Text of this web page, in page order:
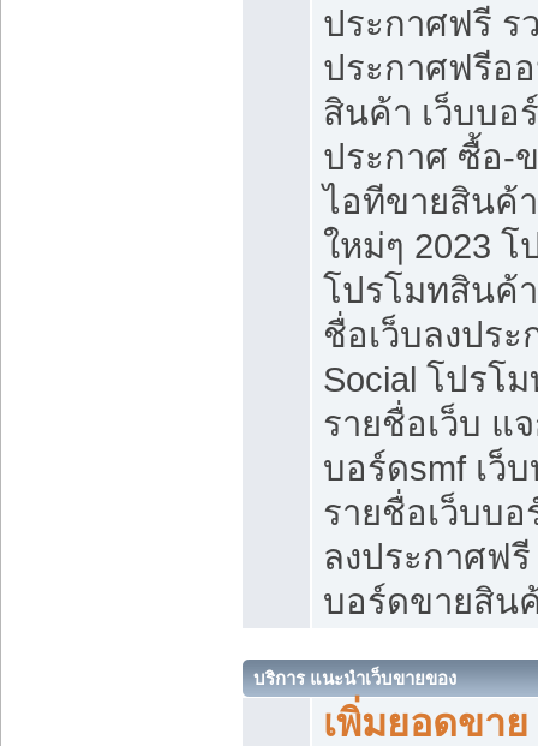
ประกาศฟรี ร
ประกาศฟรีอ
สินค้า เว็บบอ
ประกาศ ซื้อ-
ไอทีขายสินค้
ใหม่ๆ 2023
โปรโมทสินค้
ชื่อเว็บลงปร
Social โปรโ
รายชื่อเว็บ แ
บอร์ดsmf เว็
รายชื่อเว็บบ
ลงประกาศฟรี
บอร์ดขายสิน
บริการ แนะนำเว็บขายของ
เพิ่มยอดขา